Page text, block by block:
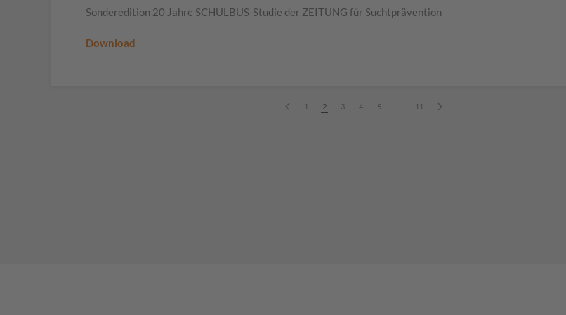
Sonderedition 20 Jahre SCHULBUS-Studie der ZEITUNG für Suchtprävention
Download
1 2 3 4 5 11